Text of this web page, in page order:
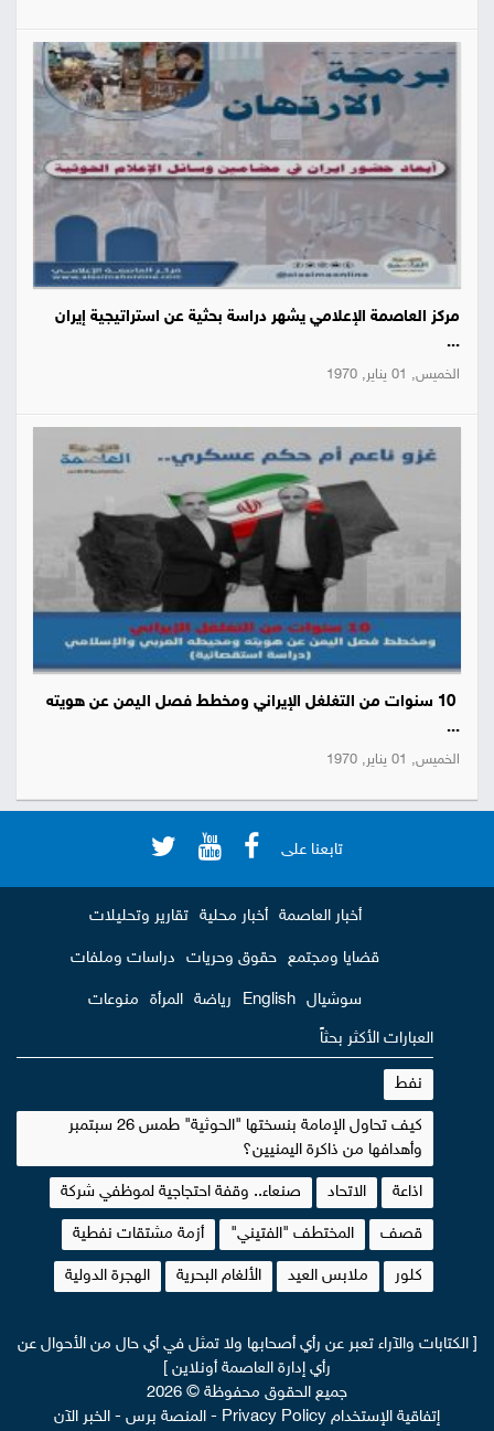
مركز العاصمة الإعلامي يشهر دراسة بحثية عن استراتيجية إيران
...
الخميس, 01 يناير, 1970
10 سنوات من التغلغل الإيراني ومخطط فصل اليمن عن هويته
...
الخميس, 01 يناير, 1970
تابعنا على
أخبار العاصمة أخبار محلية تقارير وتحليلات
قضايا ومجتمع حقوق وحريات دراسات وملفات
سوشيال English رياضة المرأة منوعات
العبارات الأكثر بحثاً
نفط
كيف تحاول الإمامة بنسختها "الحوثية" طمس 26 سبتمبر
وأهدافها من ذاكرة اليمنيين؟
اذاعة الاتحاد صنعاء.. وقفة احتجاجية لموظفي شركة
قصف المختطف "الفتيني" أزمة مشتقات نفطية
كلور ملابس العيد الألغام البحرية الهجرة الدولية
[ الكتابات والآراء تعبر عن رأي أصحابها ولا تمثل في أي حال من الأحوال عن
رأي إدارة العاصمة أونلاين ]
جميع الحقوق محفوظة © 2026
إتفاقية الإستخدام Privacy Policy
- المنصة برس - الخبر الآن